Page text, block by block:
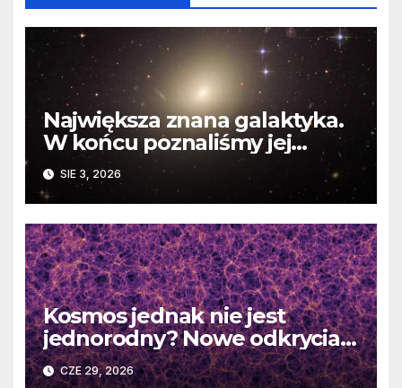
Największa znana galaktyka.
W końcu poznaliśmy jej
faktyczne wymiary
SIE 3, 2026
Kosmos jednak nie jest
jednorodny? Nowe odkrycia
DESI burzą fundamentalne
CZE 29, 2026